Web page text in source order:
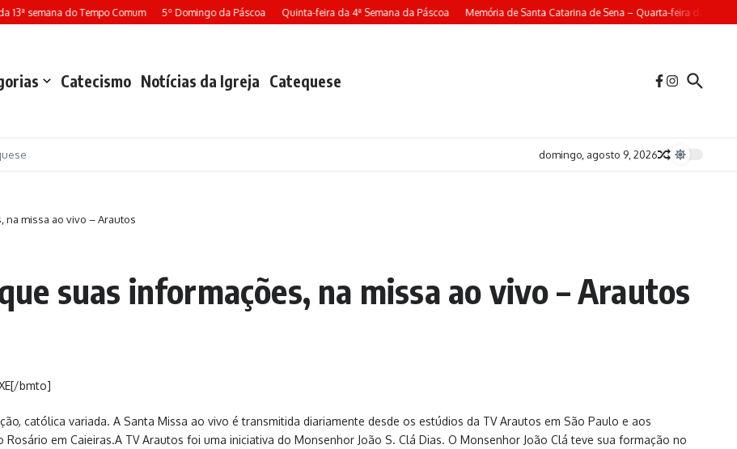
13ª semana do Tempo Comum 5º Domingo da Páscoa Quinta-feira da 4ª Semana da Páscoa Memória de Santa Catarina de Sena – Quarta-feira da 4ª
Catecismo Notícias da Igreja Catequese
domingo, agosto 9, 2026
na missa ao vivo – Arautos
suas informações, na missa ao vivo – Arautos
bmto]
católica variada. A Santa Missa ao vivo é transmitida diariamente desde os estúdios da TV Arautos em São Paulo e aos
em Caieiras.A TV Arautos foi uma iniciativa do Monsenhor João S. Clá Dias. O Monsenhor João Clá teve sua formação no